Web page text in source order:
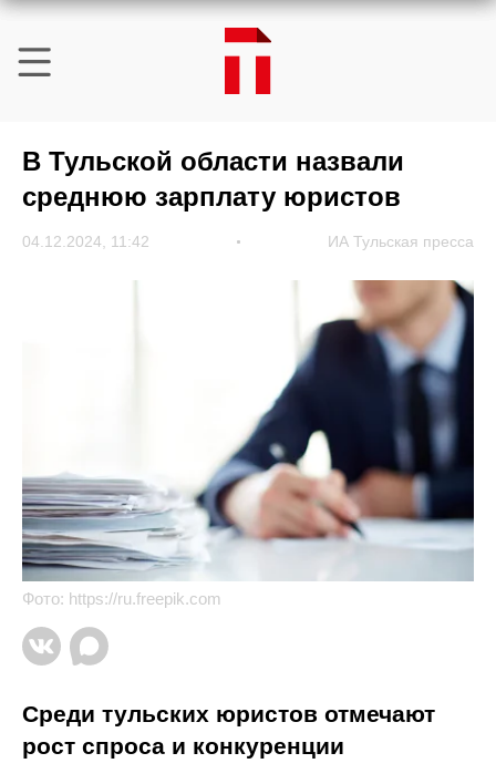
В Тульской области назвали
среднюю зарплату юристов
04.12.2024, 11:42 ИА Тульская пресса
Фото: https://ru.freepik.com
Среди тульских юристов отмечают
рост спроса и конкуренции